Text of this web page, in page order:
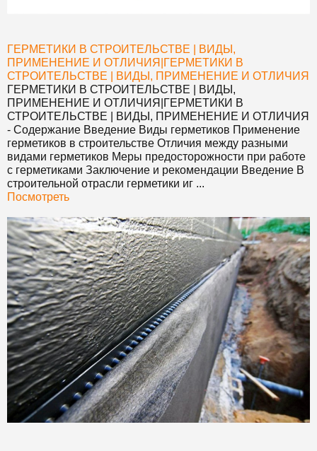
ГЕРМЕТИКИ В СТРОИТЕЛЬСТВЕ | ВИДЫ,
ПРИМЕНЕНИЕ И ОТЛИЧИЯ ГЕРМЕТИКИ В
СТРОИТЕЛЬСТВЕ | ВИДЫ, ПРИМЕНЕНИЕ И ОТЛИЧИЯ
ГЕРМЕТИКИ В СТРОИТЕЛЬСТВЕ | ВИДЫ,
ПРИМЕНЕНИЕ И ОТЛИЧИЯ ГЕРМЕТИКИ В
СТРОИТЕЛЬСТВЕ | ВИДЫ, ПРИМЕНЕНИЕ И ОТЛИЧИЯ
- Содержание Введение Виды герметиков Применение
герметиков в строительстве Отличия между разными
видами герметиков Меры предосторожности при работе
с герметиками Заключение и рекомендации Введение В
строительной отрасли герметики иг ...
Посмотреть